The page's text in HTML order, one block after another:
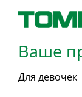
Ваше
Для девочек